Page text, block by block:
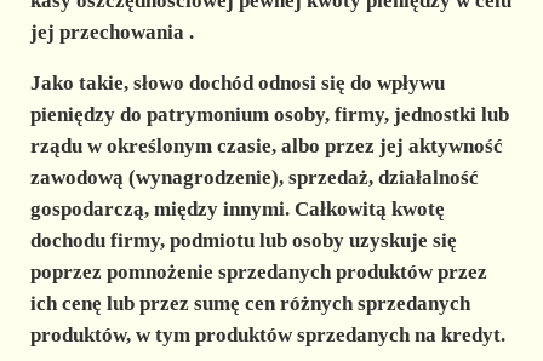
jej przechowania.
Jako takie, słowo dochód odnosi się do wpływu
pieniędzy do patrymonium osoby, firmy, jednostki lub
rządu w określonym czasie,albo przez jej aktywność
zawodową (wynagrodzenie), sprzedaż, działalność
gospodarczą, między innymi. Całkowitą kwotę
dochodu firmy, podmiotu lub osoby uzyskuje się
poprzez pomnożenie sprzedanych produktów przez
ich cenę lub przez sumę cen różnych sprzedanych
produktów, w tym produktów sprzedanych na kredyt.